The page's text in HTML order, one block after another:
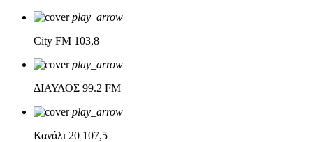
play_arrow
City FM 103,8
play_arrow
ΔΙΑΥΛΟΣ 99.2 FM
play_arrow
Κανάλι 20 107,5